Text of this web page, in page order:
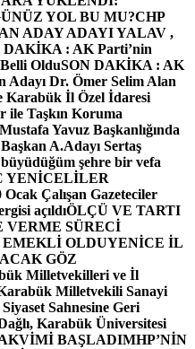
YOL BU MU?CHP
ADAY ADAYI YALAV ,
DAKİKA : AK Parti’nin
OlduSON DAKİKA : AK
Adayı Dr. Ömer Selim Alan
Karabük İl Özel İdaresi
ile Taşkın Koruma
Yavuz Başkanlığında
A.Adayı Sertaş
şehre bir vefa
YENİCELİLER
Ocak Çalışan Gazeteciler
açıldıÖLÇÜ VE TARTI
SÜRECİ
OLDUYENİCE İL
GÖZ
Milletvekilleri ve İl
Milletvekili Sanayi
Sahnesine Geri
Karabük Üniversitesi
BAŞLADIMHP’NİN